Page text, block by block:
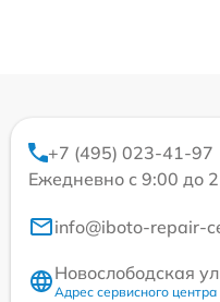
+7 (495) 023-41-97
Ежедневно с 9:00 до
info@iboto-repair-
Новослободская
Адрес сервисного